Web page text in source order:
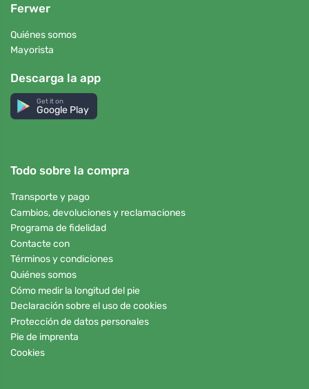
Ferwer
Quiénes somos
Mayorista
Descarga la app
Get it on
Google Play
Todo sobre la compra
Transporte y pago
Cambios, devoluciones y reclamaciones
Programa de fidelidad
Contacte con
Términos y condiciones
Quiénes somos
Cómo medir la longitud del pie
Declaración sobre el uso de cookies
Protección de datos personales
Pie de imprenta
Cookies